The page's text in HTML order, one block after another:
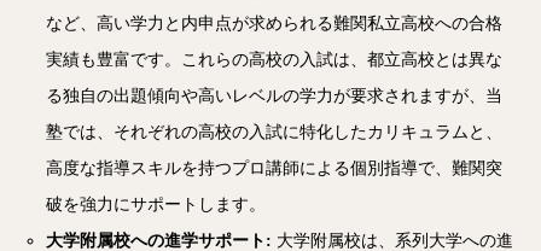
など、高い学力と内申点が求められる難関私立高校への合格
実績も豊富です。これらの高校の入試は、都立高校とは異な
る独自の出題傾向や高いレベルの学力が要求されますが、当
塾では、それぞれの高校の入試に特化したカリキュラムと、
高度な指導スキルを持つプロ講師による個別指導で、難関突
破を強力にサポートします。
大学附属校への進学サポート: 大学附属校は、系列大学への進